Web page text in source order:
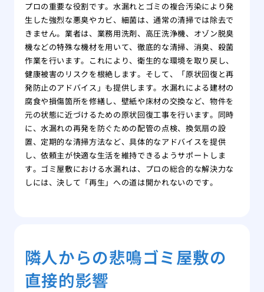
プロの重要な役割です。水漏れとゴミの複合汚染により発
生した強烈な悪臭やカビ、細菌は、通常の清掃では除去で
きません。業者は、業務用洗剤、高圧洗浄機、オゾン脱臭
機などの特殊な機材を用いて、徹底的な清掃、消臭、殺菌
作業を行います。これにより、衛生的な環境を取り戻し、
健康被害のリスクを根絶します。そして、「原状回復と再
発防止のアドバイス」も提供します。水漏れによる建材の
腐食や損傷箇所を修繕し、壁紙や床材の交換など、物件を
元の状態に近づけるための原状回復工事を行います。同時
に、水漏れの再発を防ぐための配管の点検、換気扇の設
置、定期的な清掃方法など、具体的なアドバイスを提供
し、依頼主が快適な生活を維持できるようサポートしま
す。ゴミ屋敷における水漏れは、プロの総合的な解決力な
しには、決して「再生」への道は開かれないのです。
隣人からの悲鳴ゴミ屋敷の
直接的影響